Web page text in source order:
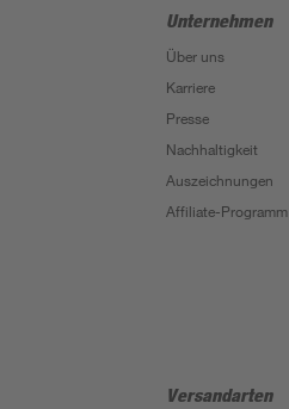
Unternehmen
Über uns
Karriere
Presse
Nachhaltigkeit
Auszeichnungen
Affiliate-Programm
Versandarten